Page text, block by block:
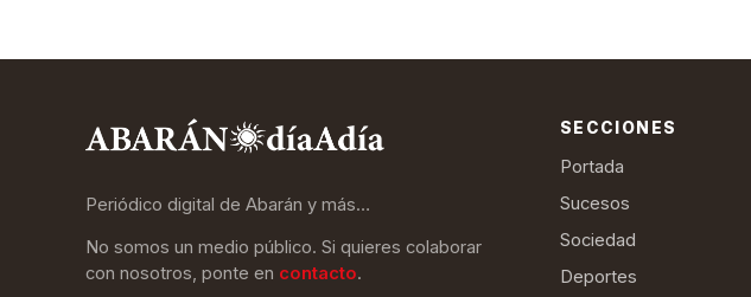
Periódico digital de Abarán y más…
No somos un medio público. Si quieres colaborar
con nosotros, ponte en contacto.
SECCIONES
Portada
Sucesos
Sociedad
Deportes